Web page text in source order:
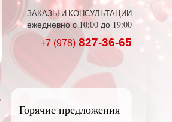
ЗАКАЗЫ И КОНСУЛЬТАЦИИ
ежедневно с 10:00 до 19:00
+7 (978) 827-36-65
Горячие предложения